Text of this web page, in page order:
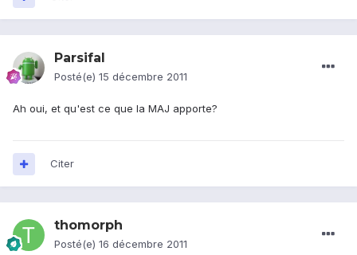
Parsifal
Posté(e) 15 décembre 2011
Ah oui, et qu'est ce que la MAJ apporte?
Citer
thomorph
Posté(e) 16 décembre 2011